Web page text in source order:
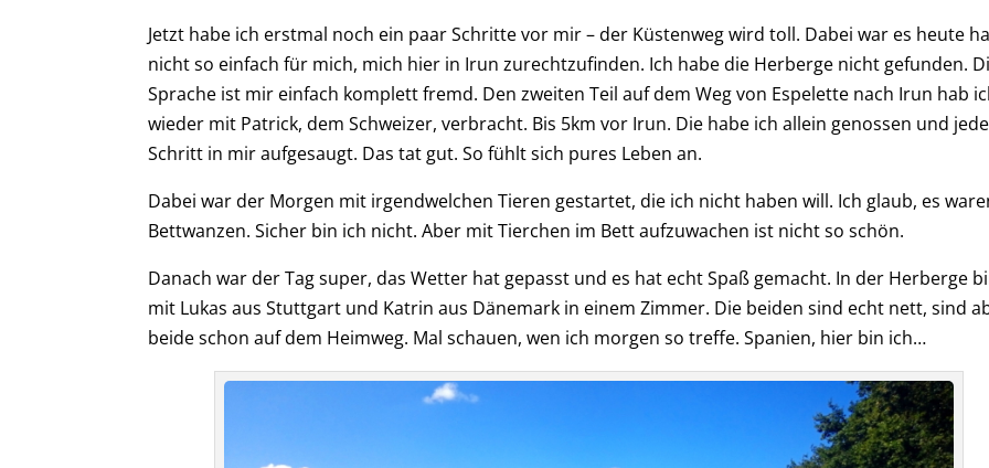
Jetzt habe ich erstmal noch ein paar Schritte vor mir –der Küstenwegwirdtoll. Dabei war es heute
nicht so einfach für mich, mich hier in Irun zurechtzufinden. Ich habe die Herberge nicht gefunden. D
Sprache ist mir einfach komplett fremd. Den zweiten Teil auf dem Weg von Espelette nach Irun hab
wieder mit Patrick, dem Schweizer, verbracht. Bis 5km vor Irun. Die habe ich allein genossen und
Schritt in mir aufgesaugt. Das tat gut. So fühlt sich pures Leben an.
Dabei war der Morgen mit irgendwelchen Tieren gestartet, die ich nicht haben will. Ich glaub, es
Bettwanzen. Sicher bin ich nicht. Aber mit Tierchen im Bett aufzuwachen ist nicht soschön.
Danach war der Tag super, das Wetter hat gepasst und es hat echt Spaß gemacht. In der Herberge
mit Lukas aus Stuttgart und Katrin aus Dänemark in einem Zimmer. Die beiden sind echt nett, sind
beide schon auf dem Heimweg. Mal schauen, wen ich morgen so treffe.Spanien, hier bin ich…